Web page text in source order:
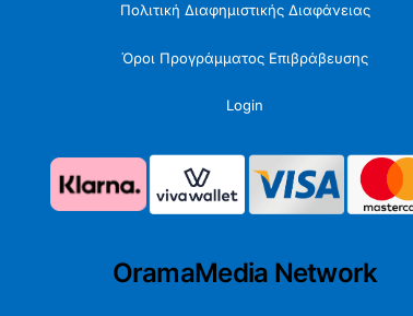
Πολιτική Διαφημιστικής Διαφάνειας
Όροι Προγράμματος Επιβράβευσης
Login
OramaMedia Network